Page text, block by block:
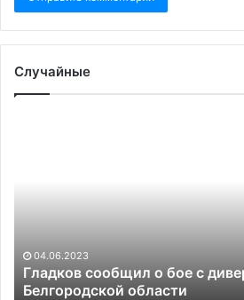
Случайные
Белгородской
области
04.06.2023
Гладков сообщил о бое с
Белгородской области